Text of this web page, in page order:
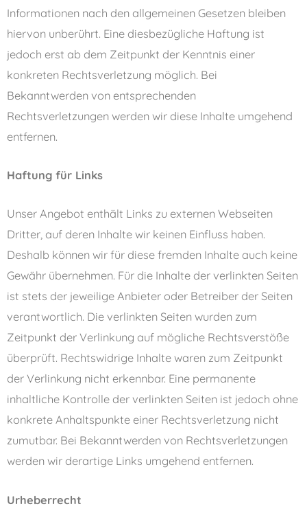
Informationen nach den allgemeinen Gesetzen bleiben
hiervon unberührt. Eine diesbezügliche Haftung ist
jedoch erst ab dem Zeitpunkt der Kenntnis einer
konkreten Rechtsverletzung möglich. Bei
Bekanntwerden von entsprechenden
Rechtsverletzungen werden wir diese Inhalte umgehend
entfernen.
Haftung für Links
Unser Angebot enthält Links zu externen Webseiten
Dritter, auf deren Inhalte wir keinen Einfluss haben.
Deshalb können wir für diese fremden Inhalte auch keine
Gewähr übernehmen. Für die Inhalte der verlinkten Seiten
ist stets der jeweilige Anbieter oder Betreiber der Seiten
verantwortlich. Die verlinkten Seiten wurden zum
Zeitpunkt der Verlinkung auf mögliche Rechtsverstöße
überprüft. Rechtswidrige Inhalte waren zum Zeitpunkt
der Verlinkung nicht erkennbar. Eine permanente
inhaltliche Kontrolle der verlinkten Seiten ist jedoch ohne
konkrete Anhaltspunkte einer Rechtsverletzung nicht
zumutbar. Bei Bekanntwerden von Rechtsverletzungen
werden wir derartige Links umgehend entfernen.
Urheberrecht